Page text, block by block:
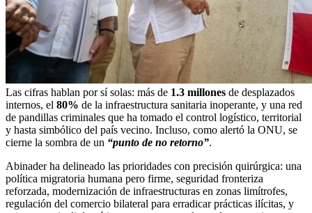
Las cifras hablan por sí solas: más de 1.3 millones de desplazados
internos, el 80% de la infraestructura sanitaria inoperante, y una red
de pandillas criminales que ha tomado el control logístico, territorial
y hasta simbólico del país vecino. Incluso, como alertó la ONU, se
cierne la sombra de un “punto de no retorno”.
Abinader ha delineado las prioridades con precisión quirúrgica: una
política migratoria humana pero firme, seguridad fronteriza
reforzada, modernización de infraestructuras en zonas limítrofes,
regulación del comercio bilateral para erradicar prácticas ilícitas, y